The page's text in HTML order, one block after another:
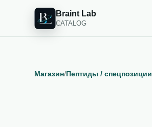
Braint Lab
CATALOG
Магазин/Пептиды / спецпозиции